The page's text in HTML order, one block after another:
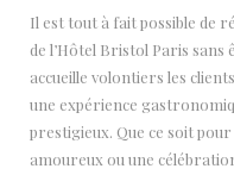
Il est tout à fait possible de
de l’Hôtel Bristol Paris sans
accueille volontiers les
une expérience
prestigieux. Que ce soit
amoureux ou une